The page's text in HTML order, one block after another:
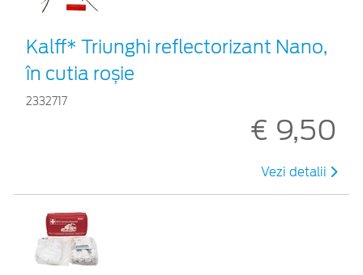
Kalff* Triunghi reflectorizant Nano,
în cutia roșie
2332717
€ 9,50
Vezi detalii